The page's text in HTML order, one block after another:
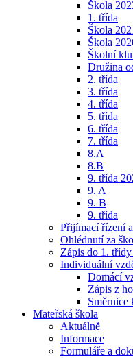
Škola
1. třída
Škola
Škola
Školní
Družina
2. třída
3. třída
4. třída
5. třída
6. třída
7. třída
8.A
8.B
9. třída
9. A
9. B
9. třída
Přijímací řízení
Ohlédnutí za
Zápis do 1.
Individuální
Domácí
Zápis z
Mateřská škola
Aktuálně
Informace
Formuláře a